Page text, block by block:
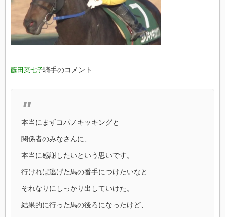
藤田菜七子騎手のコメント
本当にまずコパノキッキングと
関係者のみなさんに、
本当に感謝したいという思いです。
行ければ逃げた馬の番手につけたいなと
それなりにしっかり出していけた。
結果的に行った馬の後ろになったけど、